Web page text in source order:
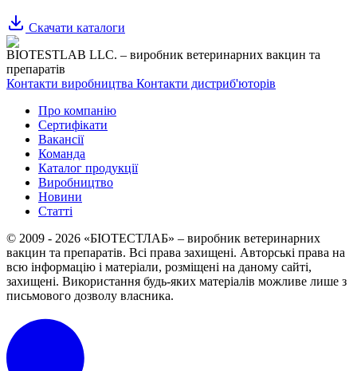
Скачати каталоги
BIOTESTLAB LLC. – виробник ветеринарних вакцин та
препаратів
Контакти виробництва Контакти дистриб'юторів
Про компанію
Сертифікати
Вакансії
Команда
Каталог продукції
Виробництво
Новини
Статті
© 2009 - 2026 «БІОТЕСТЛАБ» – виробник ветеринарних
вакцин та препаратів. Всі права захищені. Авторські права на
всю інформацію і матеріали, розміщені на даному сайті,
захищені. Використання будь-яких матеріалів можливе лише з
письмового дозволу власника.